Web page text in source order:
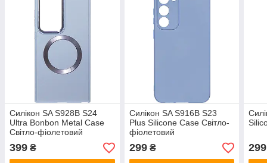
Силікон SA S928B S24
Ultra Bonbon Metal Case
Світло-фіолетовий
399 ₴
Силікон SA S916B S23
Plus Silicone Case Світло-
фіолетовий
299₴ 299